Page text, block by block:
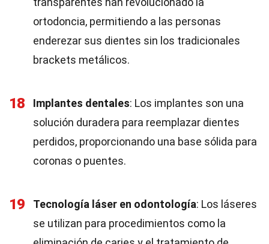
ortodoncia, permitiendo a las personas
enderezar sus dientes sin los tradicionales
brackets metálicos.
18 Implantes dentales: Los implantes son una
solución duradera para reemplazar dientes
perdidos, proporcionando una base sólida para
coronas o puentes.
19 Tecnología láser en odontología: Los láseres
se utilizan para procedimientos como la